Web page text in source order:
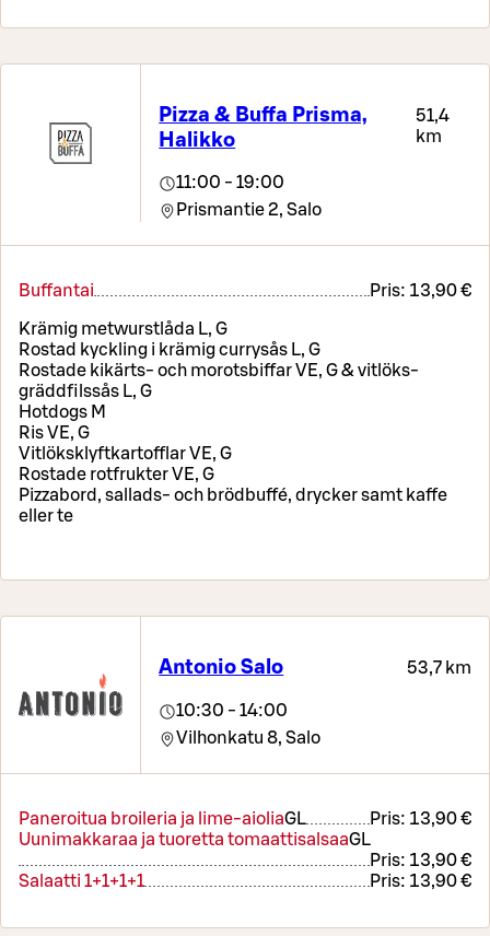
Pizza & Buffa Prisma,
Halikko
51,4
km
11:00 - 19:00
Prismantie 2, Salo
Buffantai Pris: 13,90 €
Krämig metwurstlåda L, G
Rostad kyckling i krämig currysås L, G
Rostade kikärts- och morotsbiffar VE, G & vitlöks-
gräddfilssås L, G
Hotdogs M
Ris VE, G
Vitlöksklyftkartofflar VE, G
Rostade rotfrukter VE, G
Pizzabord, sallads- och brödbuffé, drycker samt kaffe
eller te
Antonio Salo 53,7 km
10:30 - 14:00
Vilhonkatu 8, Salo
Paneroitua broileria ja lime-aioliaGL Pris: 13,90 €
Uunimakkaraa ja tuoretta tomaattisalsaaGL
Pris: 13,90 €
Salaatti 1+1+1+1
Pris: 13,90 €